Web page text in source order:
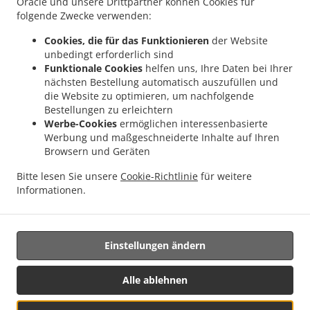
folgende Zwecke verwenden:
Cookies, die für das Funktionieren der Website
unbedingt erforderlich sind
Funktionale Cookies helfen uns, Ihre Daten bei Ihrer
nächsten Bestellung automatisch auszufüllen und
die Website zu optimieren, um nachfolgende
Bestellungen zu erleichtern
Werbe-Cookies ermöglichen interessenbasierte
Werbung und maßgeschneiderte Inhalte auf Ihren
Browsern und Geräten
Bitte lesen Sie unsere Cookie-Richtlinie für weitere
Informationen.
Alle ablehnen
Einstellungen ändern
Pizza Lieferservice Attiswil
. Pizza Lieferservice Wiedlisbach . Pizza Lieferservice
Herzogenbuchsee
. Pizza Lieferservice Heimenhausen .
Pizza Lieferservice
Röthenbach Herzogenbuchsee . Pizza Lieferservice Herzogenbuchsee Oberönz
Lieferservice Herzogenbuchsee
. Pizza Lieferservice Utzenstorf . Pizza Lieferservice
Hubersdorf . Pizza Lieferservice Kammersrohr . Pizza Lieferservice Oberönz
Lieferservice Oberbipp . Pizza Lieferservice Alchenstorf
Pizza Lieferservice Oberbalmberg . Pizza Lieferservice Wiler bei Utzenstorf
Lieferservice Röthenbach bei Hb
. Pizza Lieferservice Wanzwil .
Pizza Lieferservice Kräiligen
. Pizza Lieferservice Rüttenen . Pizza Lieferservice
.
Lieferservice. Türkisches Essen Lieferservice. Essen zum mitnehmen und zum Liefern
Unterstützt von:
X Media Services | xfilesmed@gmail.com